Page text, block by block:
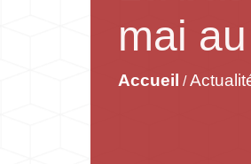
mai
Accueil /